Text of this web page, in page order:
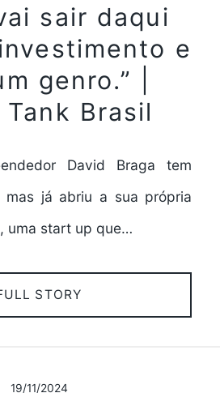
sair daqui
e
genro.” |
Tank Brasil
David Braga tem
mas já abriu a sua própria
uma start up que…
STORY
19/11/2024